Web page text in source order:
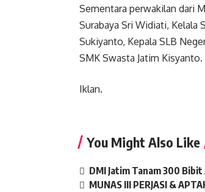
Sementara perwakilan dari
Surabaya Sri Widiati, Kelala
Sukiyanto, Kepala SLB
SMK Swasta Jatim
Iklan.
You Might Also Like
DMI Jatim Tanam 300
MUNAS III PERJASI &